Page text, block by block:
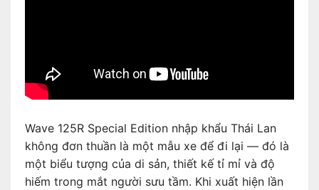
Wave 125R Special Edition nhập khẩu Thái Lan
không đơn thuần là một mẫu xe để đi lại — đó là
một biểu tượng của di sản, thiết kế tỉ mỉ và độ
hiếm trong mắt người sưu tầm. Khi xuất hiện lần